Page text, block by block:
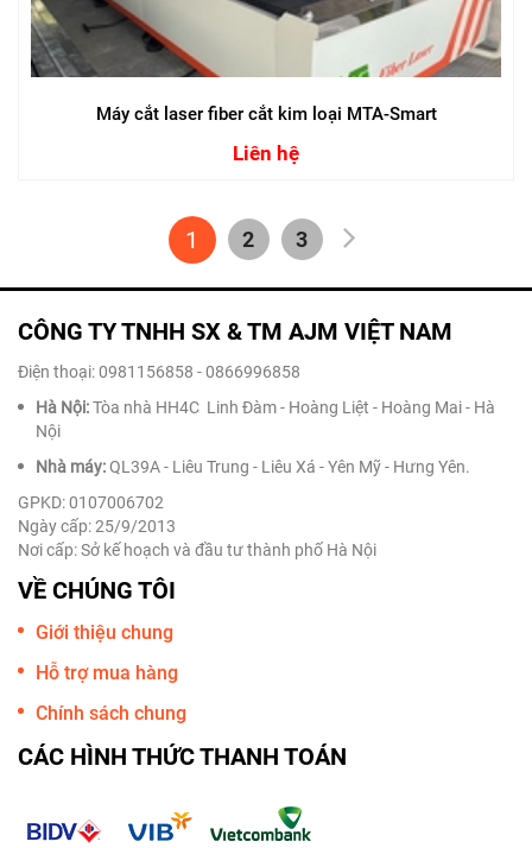
Máy cắt laser fiber cắt kim loại MTA-Smart
Liên hệ
1 2 3
CÔNG TY TNHH SX & TM AJM VIỆT NAM
Điện thoại: 0981156858 - 0866996858
Hà Nội:Tòa nhà HH4C Linh Đàm - Hoàng Liệt - Hoàng Mai - Hà
Nội
Nhà máy:QL39A - Liêu Trung - Liêu Xá - Yên Mỹ - Hưng Yên.
GPKD: 0107006702
Ngày cấp: 25/9/2013
Nơi cấp: Sở kế hoạch và đầu tư thành phố Hà Nội
VỀ CHÚNG TÔI
Giới thiệu chung
Hỗ trợ mua hàng
Chính sách chung
CÁC HÌNH THỨC THANH TOÁN